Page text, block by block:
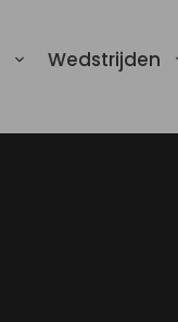
Wedstrijden